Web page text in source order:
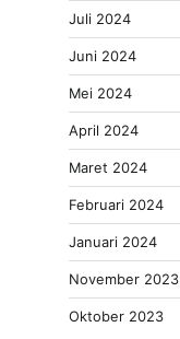
Juli 2024
Juni 2024
Mei 2024
April 2024
Maret 2024
Februari 2024
Januari 2024
November 2023
Oktober 2023